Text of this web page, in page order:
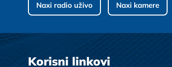
Naxi radio uživo Naxi kamere
Korisni linkovi